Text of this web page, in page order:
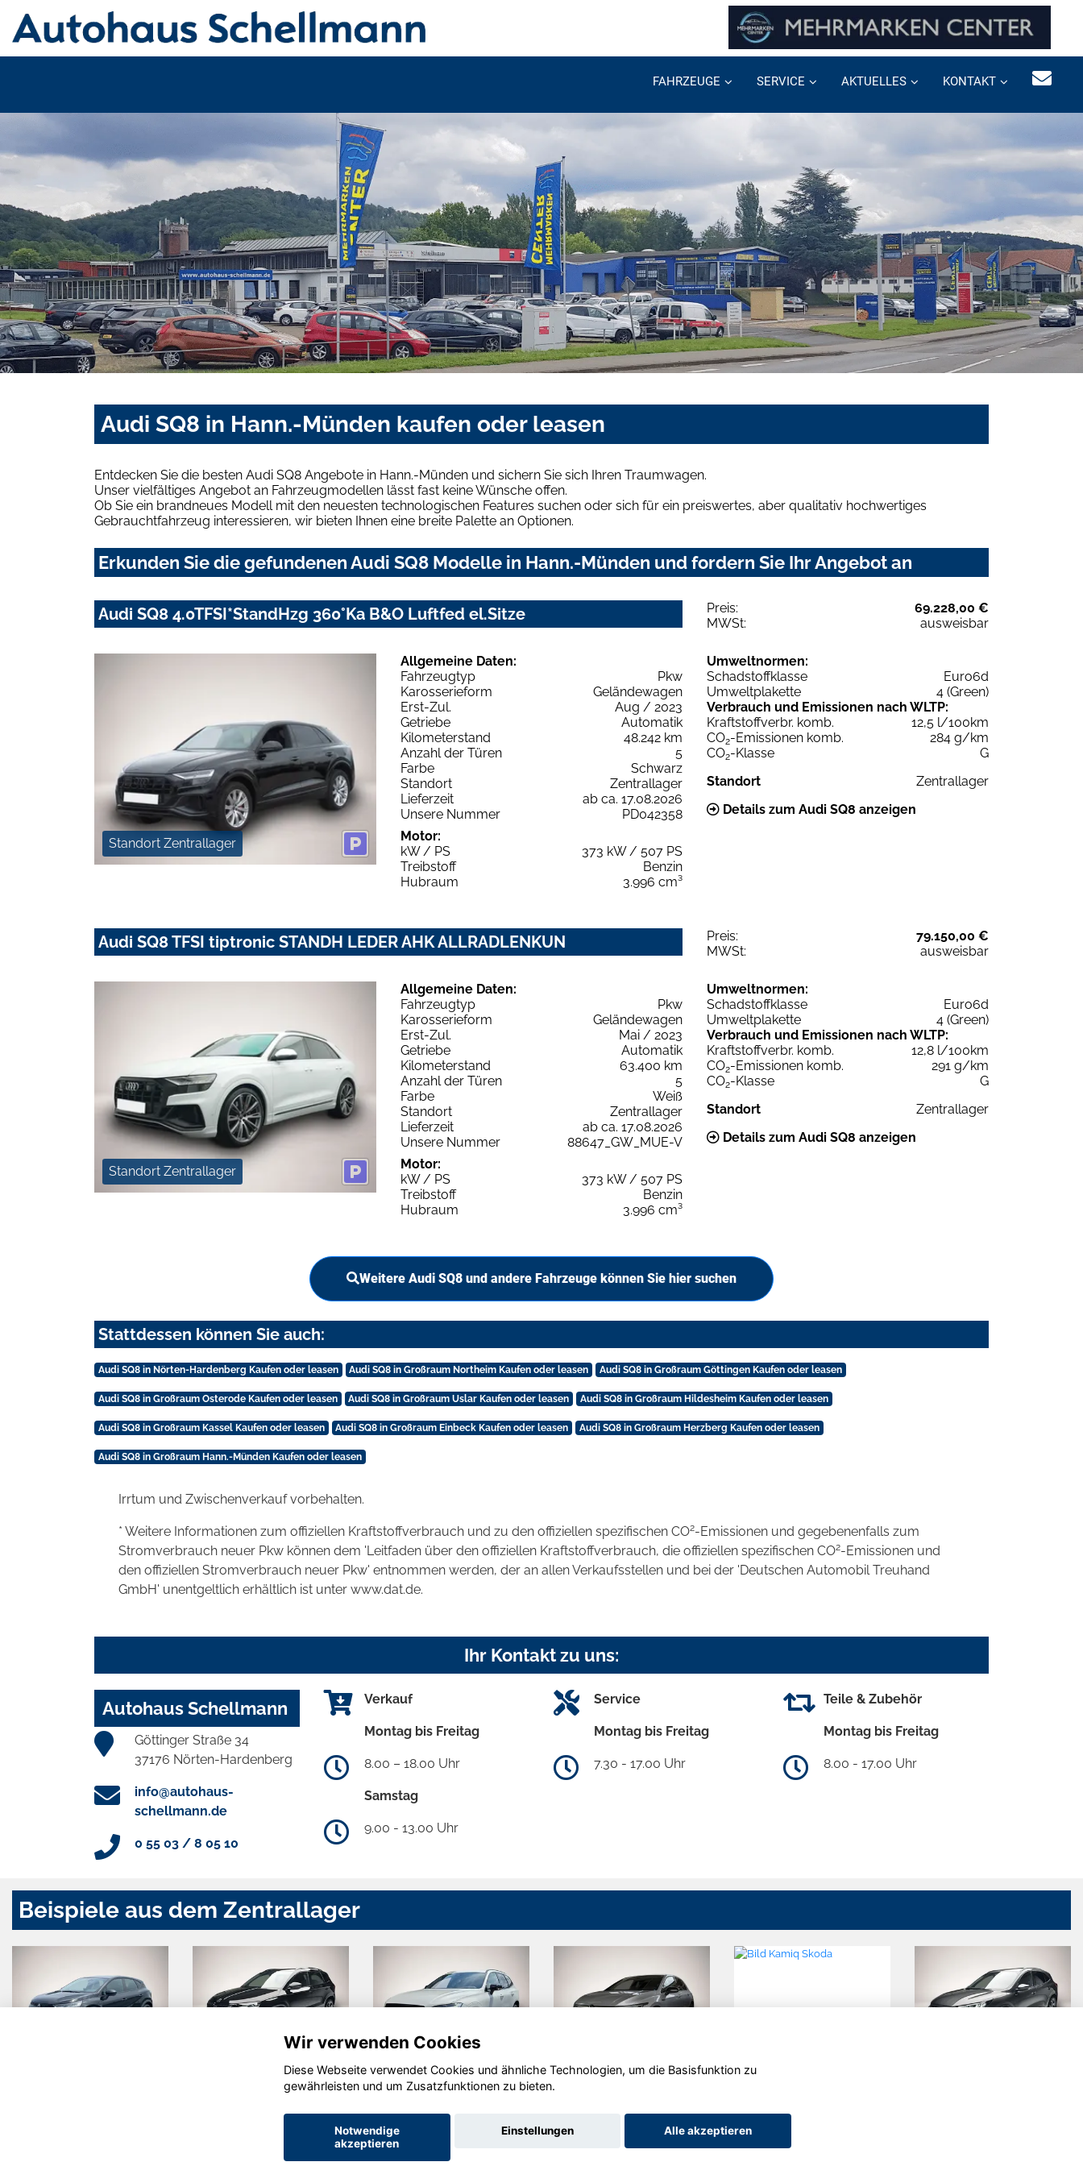
FAHRZEUGE SERVICE AKTUELLES KONTAKT
Audi SQ8 in Hann.-Münden kaufen oder leasen
Entdecken Sie die besten Audi SQ8 Angebote in Hann.-Münden und sichern Sie sich Ihren Traumwagen.
Unser vielfältiges Angebot an Fahrzeugmodellen lässt fast keine Wünsche offen.
Ob Sie ein brandneues Modell mit den neuesten technologischen Features suchen oder sich für ein preiswertes, aber qualitativ hochwertiges
Gebrauchtfahrzeug interessieren, wir bieten Ihnen eine breite Palette an Optionen.
Erkunden Sie die gefundenen Audi SQ8 Modelle in Hann.-Münden und fordern Sie Ihr Angebot an
Audi SQ8 4.0TFSI*StandHzg 360°Ka B&O Luftfed el.Sitze Preis:
69.228,00 €
MWSt:
ausweisbar
Standort Zentrallager
Allgemeine Daten:
Fahrzeugtyp
Pkw
Karosserieform
Geländewagen
Erst-Zul.
Aug / 2023
Getriebe
Automatik
Kilometerstand
48.242 km
Anzahl der Türen
5
Farbe
Schwarz
Standort
Zentrallager
Lieferzeit
ab ca. 17.08.2026
Unsere Nummer
PD042358
Motor:
kW / PS
373 kW / 507 PS
Treibstoff
Benzin
Hubraum
3.996 cm³
Umweltnormen:
Schadstoffklasse
Euro6d
Umweltplakette
4 (Green)
Verbrauch und Emissionen nach WLTP:
Kraftstoffverbr. komb.
12,5 l/100km
CO2-Emissionen komb.
284 g/km
CO2-Klasse
G
Standort
Zentrallager
Details zum Audi SQ8 anzeigen
Audi SQ8 TFSI tiptronic STANDH LEDER AHK ALLRADLENKUN Preis:
79.150,00 €
MWSt:
ausweisbar
Standort Zentrallager
Allgemeine Daten:
Fahrzeugtyp
Pkw
Karosserieform
Geländewagen
Erst-Zul.
Mai / 2023
Getriebe
Automatik
Kilometerstand
63.400 km
Anzahl der Türen
5
Farbe
Weiß
Standort
Zentrallager
Lieferzeit
ab ca. 17.08.2026
Unsere Nummer
88647_GW_MUE-V
Motor:
kW / PS
373 kW / 507 PS
Treibstoff
Benzin
Hubraum
3.996 cm³
Umweltnormen:
Schadstoffklasse
Euro6d
Umweltplakette
4 (Green)
Verbrauch und Emissionen nach WLTP:
Kraftstoffverbr. komb.
12,8 l/100km
CO2-Emissionen komb.
291 g/km
CO2-Klasse
G
Standort
Zentrallager
Details zum Audi SQ8 anzeigen
Weitere Audi SQ8 und andere Fahrzeuge können Sie hier suchen
Stattdessen können Sie auch:
Audi SQ8 in Nörten-Hardenberg Kaufen oder leasen Audi SQ8 in Großraum Northeim Kaufen oder leasen Audi SQ8 in Großraum Göttingen Kaufen oder leasen
Audi SQ8 in Großraum Osterode Kaufen oder leasen Audi SQ8 in Großraum Uslar Kaufen oder leasen Audi SQ8 in Großraum Hildesheim Kaufen oder leasen
Audi SQ8 in Großraum Kassel Kaufen oder leasen Audi SQ8 in Großraum Einbeck Kaufen oder leasen Audi SQ8 in Großraum Herzberg Kaufen oder leasen
Audi SQ8 in Großraum Hann.-Münden Kaufen oder leasen
Irrtum und Zwischenverkauf vorbehalten.
* Weitere Informationen zum offiziellen Kraftstoffverbrauch und zu den offiziellen spezifischen CO2-Emissionen und gegebenenfalls zum
Stromverbrauch neuer Pkw können dem 'Leitfaden über den offiziellen Kraftstoffverbrauch, die offiziellen spezifischen CO2-Emissionen und
den offiziellen Stromverbrauch neuer Pkw' entnommen werden, der an allen Verkaufsstellen und bei der 'Deutschen Automobil Treuhand
GmbH' unentgeltlich erhältlich ist unter www.dat.de.
Ihr Kontakt zu uns:
Autohaus Schellmann
Göttinger Straße 34
37176 Nörten-Hardenberg
info@autohaus-
schellmann.de
0 55 03 / 8 05 10
Verkauf
Montag bis Freitag
8.00 – 18.00 Uhr
Samstag
9.00 - 13.00 Uhr
Service
Montag bis Freitag
7.30 - 17.00 Uhr
Teile & Zubehör
Montag bis Freitag
8.00 - 17.00 Uhr
Beispiele aus dem Zentrallager
Volvo XC60 Volkswagen
Golf
Skoda
Datenschutz
Wir verwenden Cookies
Diese Webseite verwendet Cookies und ähnliche Technologien, um die Basisfunktion zu
gewährleisten und um Zusatzfunktionen zu bieten.
Notwendige
akzeptieren
Einstellungen Alle akzeptieren